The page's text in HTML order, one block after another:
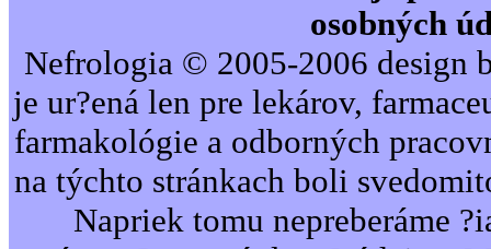
osobných
Nefrologia © 2005-2006 design
je ur?ená len pre lekárov,
farmakológie a odborných
na týchto stránkach boli
Napriek tomu nepreberáme